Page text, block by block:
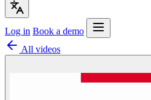
Log in Book a demo
All videos